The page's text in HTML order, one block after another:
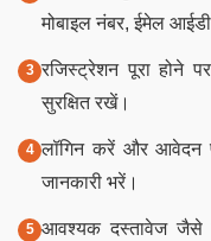
मोबाइल नंबर, ईमेल
रजिस्ट्रेशन पूरा होने
सुरक्षित रखें।
लॉगिन करें और आवेदन
जानकारी भरें।
आवश्यक दस्तावेज जैसे